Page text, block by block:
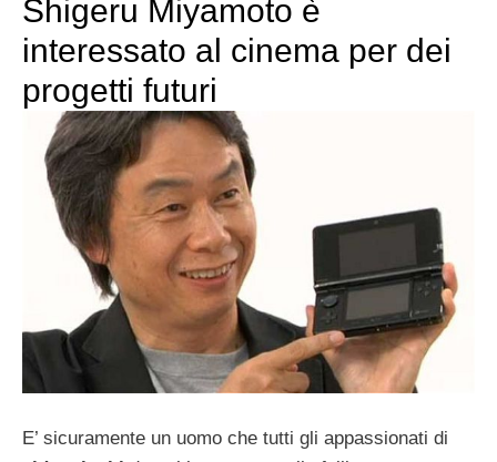
Shigeru Miyamoto è
interessato al cinema per dei
progetti futuri
E’ sicuramente un uomo che tutti gli appassionati di